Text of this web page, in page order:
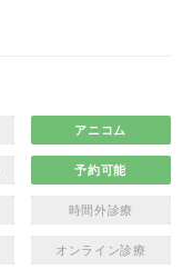
アニコム
予約可能
時間外診療
オンライン診療